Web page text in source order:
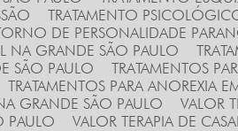
TRATAMENTO
DE PERSONALIDADE
NA GRANDE SÃO PAULO
SÃO PAULO
TRATAMENTOS
TRATAMENTOS PARA ANOREXIA
GRANDE SÃO PAULO
VALOR
PAULO
VALOR TERAPIA DE